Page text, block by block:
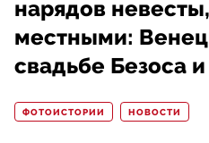
нарядов
местными:
свадьбе Безоса
ФОТОИСТОРИИ НОВОСТИ